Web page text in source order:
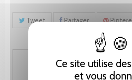
Ce site utilise
et vous
Tweet Partager
123.10